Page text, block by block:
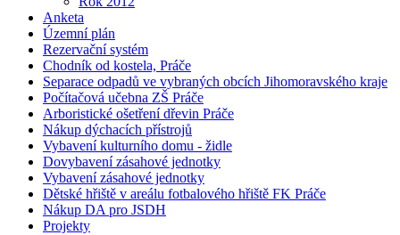
Anketa
Územní plán
Rezervační systém
Chodník od kostela, Práče
Separace odpadů ve vybraných obcích Jihomoravského kraje
Počítačová učebna ZŠ Práče
Arboristické ošetření dřevin Práče
Nákup dýchacích přístrojů
Vybavení kulturního domu - židle
Dovybavení zásahové jednotky
Vybavení zásahové jednotky
Dětské hřiště v areálu fotbalového hřiště FK Práče
Nákup DA pro JSDH
Projekty